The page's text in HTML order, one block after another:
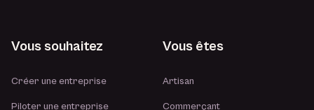
Vous souhaitez
Créer une entreprise
Piloter une entreprise
Vous êtes
Artisan
Commerçant